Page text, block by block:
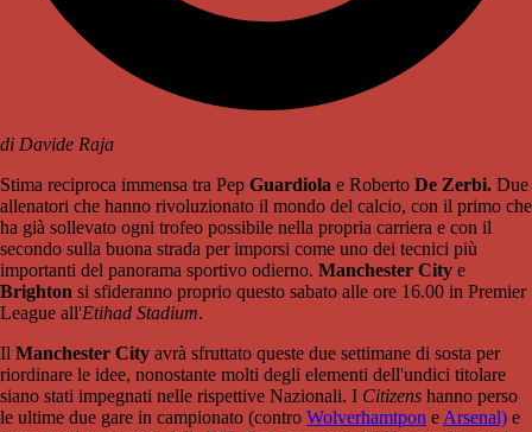
di Davide Raja
Stima reciproca immensa tra Pep Guardiola e Roberto De Zerbi. Due
allenatori che hanno rivoluzionato il mondo del calcio, con il primo che
ha già sollevato ogni trofeo possibile nella propria carriera e con il
secondo sulla buona strada per imporsi come uno dei tecnici più
importanti del panorama sportivo odierno. Manchester City e
Brighton si sfideranno proprio questo sabato alle ore 16.00 in Premier
League all'Etihad Stadium.
Il Manchester City avrà sfruttato queste due settimane di sosta per
riordinare le idee, nonostante molti degli elementi dell'undici titolare
siano stati impegnati nelle rispettive Nazionali. I Citizens hanno perso
le ultime due gare in campionato (contro Wolverhamtpon eArsenal) e